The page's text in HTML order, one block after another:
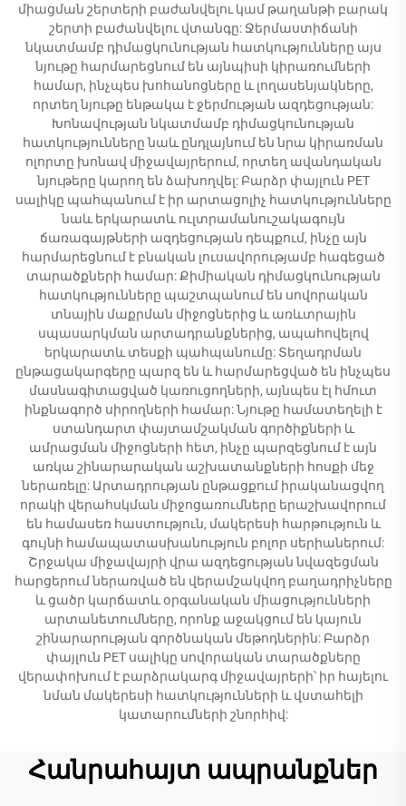
միացման շերտերի բաժանվելու կամ թաղանթի բարակ
շերտի բաժանվելու վտանգը: Ջերմաստիճանի
նկատմամբ դիմացկունության հատկությունները այս
նյութը հարմարեցնում են այնպիսի կիրառումների
համար, ինչպես խոհանոցները և լողասենյակները,
որտեղ նյութը ենթակա է ջերմության ազդեցության:
Խոնավության նկատմամբ դիմացկունության
հատկությունները նաև ընդլայնում են նրա կիրառման
ոլորտը խոնավ միջավայրերում, որտեղ ավանդական
նյութերը կարող են ձախողվել: Բարձր փայլուն PET
սալիկը պահպանում է իր արտացոլիչ հատկությունները
նաև երկարատև ուլտրամանուշակագույն
ճառագայթների ազդեցության դեպքում, ինչը այն
հարմարեցնում է բնական լուսավորությամբ հագեցած
տարածքների համար: Քիմիական դիմացկունության
հատկությունները պաշտպանում են սովորական
տնային մաքրման միջոցներից և առևտրային
սպասարկման արտադրանքներից, ապահովելով
երկարատև տեսքի պահպանումը: Տեղադրման
ընթացակարգերը պարզ են և հարմարեցված են ինչպես
մասնագիտացված կառուցողների, այնպես էլ հմուտ
ինքնագործ սիրողների համար: Նյութը համատեղելի է
ստանդարտ փայտամշակման գործիքների և
ամրացման միջոցների հետ, ինչը պարզեցնում է այն
առկա շինարարական աշխատանքների հոսքի մեջ
ներառելը: Արտադրության ընթացքում իրականացվող
որակի վերահսկման միջոցառումները երաշխավորում
են համասեռ հաստություն, մակերեսի հարթություն և
գույնի համապատասխանություն բոլոր սերիաներում:
Շրջակա միջավայրի վրա ազդեցության նվազեցման
հարցերում ներառված են վերամշակվող բաղադրիչները
և ցածր կարճատև օրգանական միացությունների
արտանետումները, որոնք աջակցում են կայուն
շինարարության գործնական մեթոդներին: Բարձր
փայլուն PET սալիկը սովորական տարածքները
վերափոխում է բարձրակարգ միջավայրերի՝ իր հայելու
նման մակերեսի հատկությունների և վստահելի
կատարումների շնորհիվ:
Հանրահայտ ապրանքներ